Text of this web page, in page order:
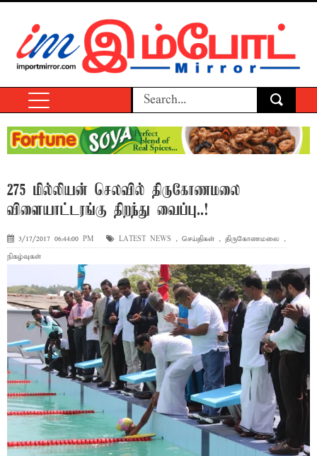
275 மில்லியன் செலவில் திருகோணமலை
விளையாட்டரங்கு திறந்து வைப்பு..!
3/17/2017 06:44:00 PM LATEST NEWS , செய்திகள் , திருகோணமலை ,
நிகழ்வுகள்